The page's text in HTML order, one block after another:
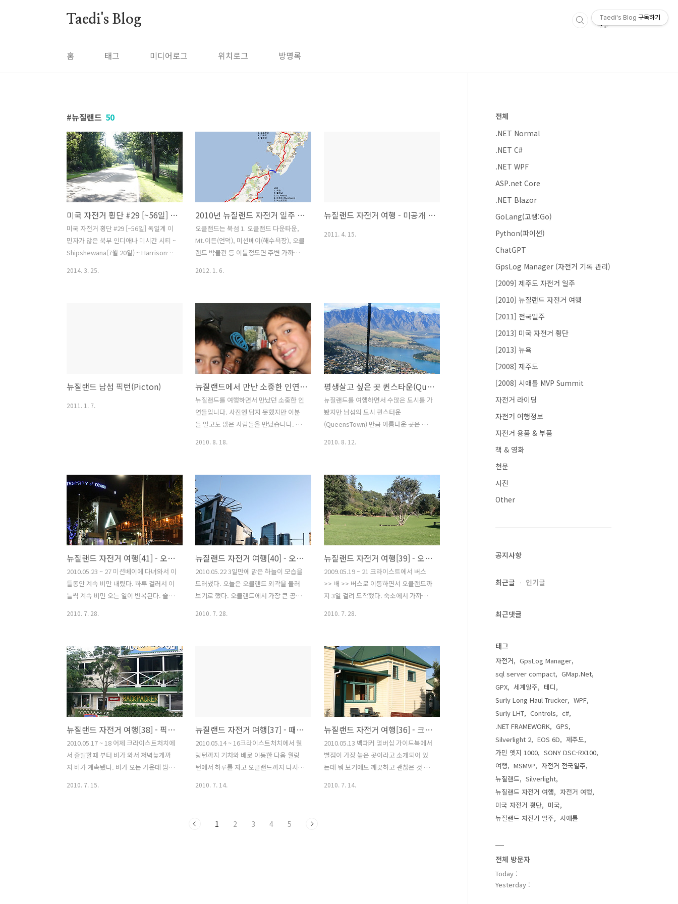
Taedi's Blog
홈 태그 미디어로그 위치로그 방명록
뉴질랜드 50
미국 자전거 횡단 #29 [~56일] 독일계 이민자가 많은 북부 인디애나
미국 자전거 횡단 #29 [~56일] 독일계 이
민자가 많은 북부 인디애나 미시간 시티 ~
Shipshewana(7월 20일) ~ Harrison
모리 카드가 없어도 GPS로그는 기록이
님이 된것이나 마찬가지다. 이리저리 찾
2014. 3. 25.
2010년 뉴질랜드 자전거 일주 루트 및 여행 팁
오클랜드는 북섬 1. 오클랜드 다운타운,
Mt.이든(언덕), 미션베이(해수욕장), 오클
랜드 박물관 등 이틀정도면 주변 가까운
운타운의 스카이라인도 감상할 수 있습니
다. 2. 헤밀턴 헤밀턴은 오클랜드, 크라이
스트처치, 웰링턴 다음으로 큰 도시입니
다. 우리나라의 대전처럼 교통의 요충지
이며 가까운거리에 헤밀턴 가든(식물원)
이 있어 하루코스로 둘러볼 수 있습니다.
입장은 무료입니다. 3. 로토루아 우리나라
의 민속촌처럼 뉴질랜드 원주민인 마우리
족이 살고 있는 마을(와카레와레와 황열
지대:WHAKAREWAREWA)을 둘러볼 수
있으며, 전통공연 및 문화도 체험할 수 있
2012. 1. 6.
뉴질랜드 자전거 여행 - 미공개 동영상
2011. 4. 15.
뉴질랜드 남섬 픽턴(Picton)
2011. 1. 7.
뉴질랜드에서 만난 소중한 인연들...
뉴질랜드를 여행하면서 만났던 소중한 인
연들입니다. 사진엔 담지 못했지만 이분
들 말고도 많은 사람들을 만났습니다. 한
같은 숙소에서 3일동안 룸메이트로 있었
던 칠례 친구가 몇번 메일이 온적이 있었
습니다. 답장은 2~3번 하다가 못해서 지
금은 그 친구마저도 연락이 끊어졌습니
다. 아무튼 그동안 만났던 소중한 인연들
을 소개하겠습니다. 오클랜드에서 3일동
안 있다가 자전거 여행을 시작한 첫날 무
릎때문에 고생하다가 가는 길도 도중에
잊어버리고 뜻하지 않게 어느 시골의 민
가 에 초대를 받았고, 2박3일동안 정말 자
식같이 정성껏 보살펴 주셨던 분들입니
이 작은 목장이 딸려..
2010. 8. 18.
평생살고 싶은 곳 퀸스타운(QueensTown)
뉴질랜드를 여행하면서 수많은 도시를 가
봤지만 남섬의 도시 퀸스터운
(QueensTown) 만큼 아름다운 곳은 없었
닐까 생각이 되어질 정도로 아름다운 곳
입니다. 그곳을 잊지 못해 10일만에 또 다
시 방문했습니다. 맑은날 특히 아름답지
만 비가 올때도 그곳만의 특별한 매력이
숨어 있습니다. 처음 방문했을때는 머무
르는 일주일 동안 내내 비가 와서 실망을
했던 것도 사실이지만 시간이 지날수록
몸과 마음이 편안해지고 따듯해지는 곳입
니다. 그래서인지 평생을 이곳에서 살아
도 아깝지 않을 것이란 생각이 들기도 합
니다. 거리를 지나는 사람들에게서는 여
생기는 그 곳 사람들..
2010. 8. 12.
뉴질랜드 자전거 여행[41] - 오클랜드 둘러보기(3)
2010.05.23 ~ 27 미션베이에 다녀와서 이
틀동안 계속 비만 내렸다. 하루 걸러서 이
틀씩 계속 비만 오는 일이 반복된다. 슬슬
로밍으로 해간 휴대폰도 자동이채가 안되
었는지 벌써 3주째 먹통이 된지 오래다.
공중전화로 국제전화 거는데 5분 한통화
에 2달러이다... 지난번에 인터넷으로 항
공권 예약했던 사이트에 전화를 걸어서
최대한으로 일정을 줄여보려고 했는데 전
화연결이 계속 실패했다. 인터넷으로 가
능한지 알아봤는데 그것도 안된다. 어쩌
다 간 PC방에 스카이프가 무료라고 해서
어렵사리 인터넷전화로 연결이 됐다. 약 2
주전에 전화했을때는 표가 없어서 일정을
2010. 7. 28.
뉴질랜드 자전거 여행[40] - 오클랜드 둘러보기(2)
2010.05.22 3일만에 맑은 하늘이 모습을
드러냈다. 오늘은 오클랜드 외곽을 둘러
보기로 했다. 오클랜드에서 가장 큰 공원
소리가 도메인 전체를 뒤흔든다. 종목은
다르지만 우리나라 학생들이 운동장에서
하는 축구경기를 보는 듯하다. 모든 선수
들이 진지함과 최선을 다하려는 노력이
2010. 7. 28.
뉴질랜드 자전거 여행[39] - 오클랜드 돌아보기(1)
2009.05.19 ~ 21 크라이스트에서 버스
>> 배 >> 버스로 이동하면서 오클랜드까
지 3일 걸려 도착했다. 숙소에서 가까운
그곳에서 한국실료품을 구입을 했는데 식
료품 사장님이 근처에 좋은 곳이 있다고
해서 찾은 곳이 마운트 이든이다. 높지 않
은 산이지만 오클랜드 주변을 한 눈에 볼
수 있는 전망대가 있다. 또 오클랜드를 찾
는 관광객들이 빠짐없이 들리는 곳중에
하나이기도 하다. 괜히 발품만 팔았다고
생각했는데... 우연히 이런 곳을 볼수 있
는 행운이 찾아왔다. 물어물어 찾아서 산
입구까지 갈 수 있었다. 산을 찾는 사람들
을 위해서 방행을 표시해 두었다. 한 10여
2010. 7. 28.
뉴질랜드 자전거 여행[38] - 픽턴 찍고 오클랜드 이동
2010.05.17 ~ 18 어제 크라이스트처치에
서 출발할때 부터 비가 와서 저녁늦게까
지 비가 계속됐다. 비가 오는 가운데 밤
2010. 7. 15.
뉴질랜드 자전거 여행[37] - 때로는 기대보다는 실망감이 더 클때도 있다.
2010.05.14 ~ 16크라이스트처치에서 웰
링턴까지 기차와 배로 이동한 다음 월링
턴에서 하루를 자고 오클랜드까지 다시
고 가면 1시간 반 정도 걸리고 가격도 버
2010. 7. 14.
뉴질랜드 자전거 여행[36] - 크라이스트처치(부제:뉴질랜드에서 한국문화에 대한 인식)
2010.05.13 백패커 맴버십 가이드북에서
별점이 가장 높은 곳이라고 소개되어 있
는데 뭐 보기에도 깨끗하고 괜찮은 것 같
2010. 7. 14.
1 2 3 4 5
전체
.NET Normal
.NET C#
.NET WPF
ASP.net Core
.NET Blazor
GoLang(고랭:Go)
Python(파이썬)
ChatGPT
GpsLog Manager (자전거 기록 관리)
[2009] 제주도 자전거 일주
[2010] 뉴질랜드 자전거 여행
[2011] 전국일주
[2013] 미국 자전거 횡단
[2013] 뉴욕
[2008] 제주도
[2008] 시애틀 MVP Summit
자전거 라이딩
자전거 여행정보
자전거 용품 & 부품
책 & 영화
천문
사진
Other
공지사항
최근글 인기글
최근댓글
태그
자전거
GpsLog Manager
sql server compact
GMap.Net
GPX
세계일주
테디
Surly Long Haul Trucker
WPF
Surly LHT
Controls
c#
.NET FRAMEWORK
GPS
Silverlight 2
EOS 6D
제주도
가민 엣지 1000
SONY DSC-RX100
여행
MSMVP
자전거 전국일주
뉴질랜드
Silverlight
뉴질랜드 자전거 여행
자전거 여행
미국 자전거 횡단
미국
뉴질랜드 자전거 일주
시애틀
전체 방문자
Today :
Yesterday :
Taedi's Blog 구독하기